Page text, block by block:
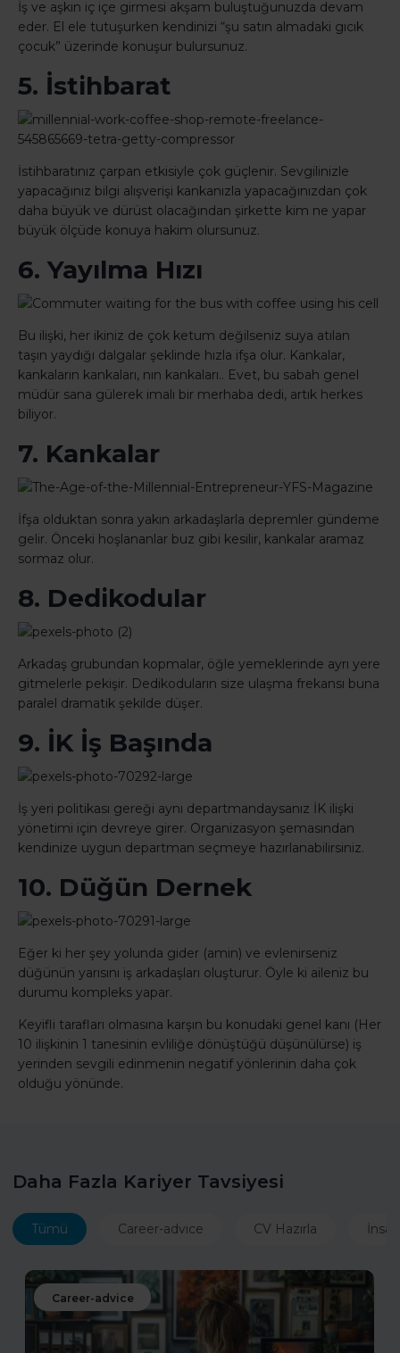
İş ve aşkın iç içe girmesi akşam buluştuğunuzda devam
eder. El ele tutuşurken kendinizi “şu satın almadaki gıcık
çocuk” üzerinde konuşur bulursunuz.
5. İstihbarat
İstihbaratınız çarpan etkisiyle çok güçlenir. Sevgilinizle
yapacağınız bilgi alışverişi kankanızla yapacağınızdan çok
daha büyük ve dürüst olacağından şirkette kim ne yapar
büyük ölçüde konuya hakim olursunuz.
6. Yayılma Hızı
Bu ilişki, her ikiniz de çok ketum değilseniz suya atılan
taşın yaydığı dalgalar şeklinde hızla ifşa olur. Kankalar,
kankaların kankaları, nın kankaları.. Evet, bu sabah genel
müdür sana gülerek imalı bir merhaba dedi, artık herkes
biliyor.
7. Kankalar
İfşa olduktan sonra yakın arkadaşlarla depremler gündeme
gelir. Önceki hoşlananlar buz gibi kesilir, kankalar aramaz
sormaz olur.
8. Dedikodular
Arkadaş grubundan kopmalar, öğle yemeklerinde ayrı yere
gitmelerle pekişir. Dedikoduların size ulaşma frekansı buna
paralel dramatik şekilde düşer.
9. İK İş Başında
İş yeri politikası gereği aynı departmandaysanız İK ilişki
yönetimi için devreye girer. Organizasyon şemasından
kendinize uygun departman seçmeye hazırlanabilirsiniz.
10. Düğün Dernek
Eğer ki her şey yolunda gider (amin) ve evlenirseniz
düğünün yarısını iş arkadaşları oluşturur. Öyle ki aileniz bu
durumu kompleks yapar.
Keyifli tarafları olmasına karşın bu konudaki genel kanı (Her
10 ilişkinin 1 tanesinin evliliğe dönüştüğü düşünülürse) iş
yerinden sevgili edinmenin negatif yönlerinin daha çok
olduğu yönünde.
Daha Fazla Kariyer Tavsiyesi
Tümü Career-advice CV Hazırla
Career-advice